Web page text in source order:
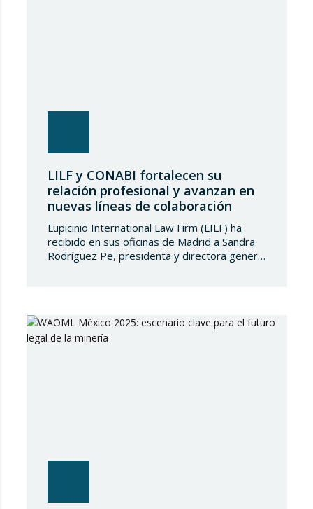
LILF y CONABI fortalecen su
relación profesional y avanzan en
nuevas líneas de colaboración
Lupicinio International Law Firm (LILF) ha
recibido en sus oficinas de Madrid a Sandra
Rodríguez Pe, presidenta y directora general
relaciones institucionales y al desarrollo de
nuevas oportunidades…